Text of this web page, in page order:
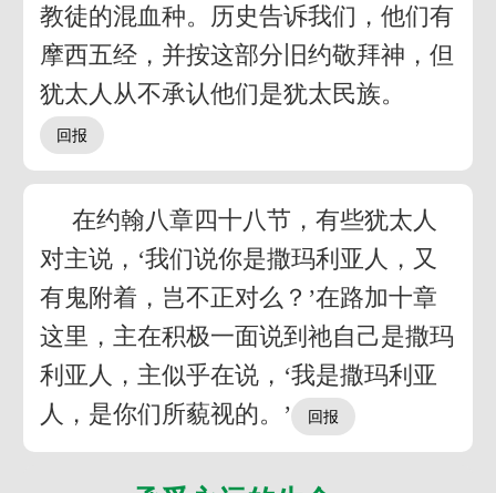
教徒的混血种。历史告诉我们，他们有
摩西五经，并按这部分旧约敬拜神，但
犹太人从不承认他们是犹太民族。
在约翰八章四十八节，有些犹太人
对主说，‘我们说你是撒玛利亚人，又
有鬼附着，岂不正对么？’在路加十章
这里，主在积极一面说到祂自己是撒玛
利亚人，主似乎在说，‘我是撒玛利亚
人，是你们所藐视的。’